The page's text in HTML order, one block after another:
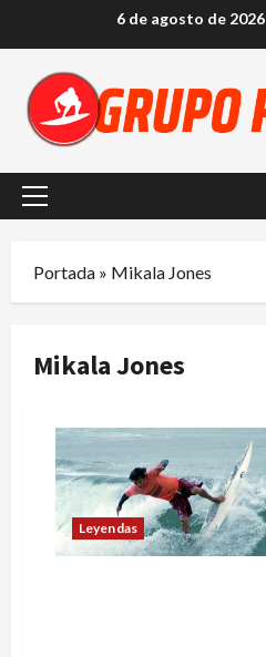
contenido
6 de agosto de 2026
Menú
Portada » Mikala Jones
Mikala Jones
Leyendas